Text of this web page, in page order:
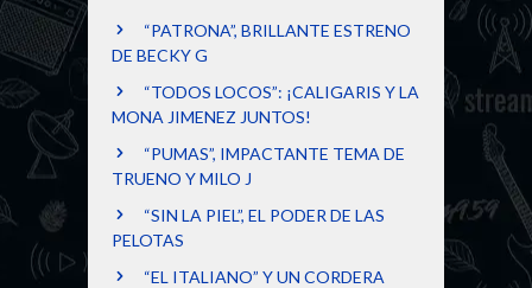
“PATRONA”, BRILLANTE ESTRENO
DE BECKY G
“TODOS LOCOS”: ¡CALIGARIS Y LA
MONA JIMENEZ JUNTOS!
“PUMAS”, IMPACTANTE TEMA DE
TRUENO Y MILO J
“SIN LA PIEL”, EL PODER DE LAS
PELOTAS
“EL ITALIANO” Y UN CORDERA